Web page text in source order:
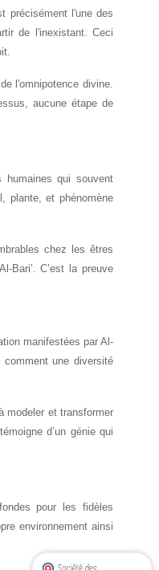
précisément l'une des
de l'inexistant. Ceci
l'omnipotence divine.
aucune étape de
humaines qui souvent
plante, et phénomène
chez les êtres
Bari’. C’est la preuve
manifestées par Al-
comment une diversité
modeler et transformer
d’un génie qui
pour les fidèles
environnement ainsi